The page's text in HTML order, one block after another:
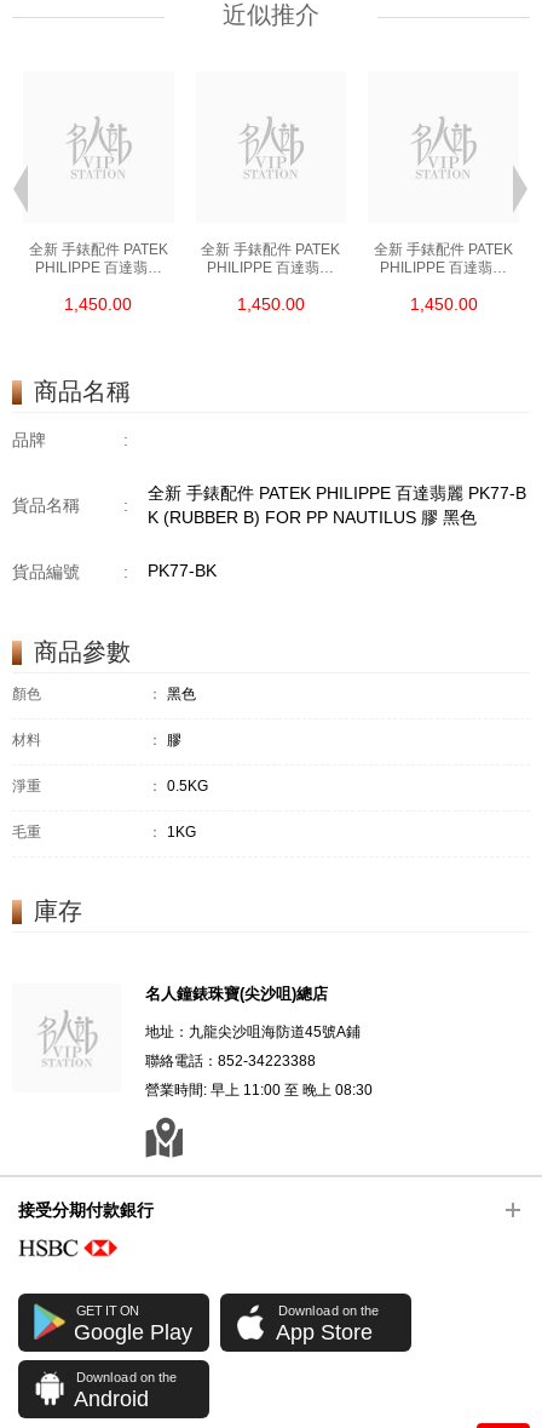
近似推介
全新 手錶配件 PATEK
PHILIPPE 百達翡麗
1,450.00
全新 手錶配件 PATEK
PHILIPPE 百達翡麗
1,450.00
全新 手錶配件 PATEK
PHILIPPE 百達翡麗
1,450.00
商品名稱
品牌 :
貨品名稱 :
全新 手錶配件 PATEK PHILIPPE 百達翡麗 PK77-B
K (RUBBER B) FOR PP NAUTILUS 膠 黑色
貨品編號 : PK77-BK
商品參數
顏色 ： 黑色
材料 ： 膠
淨重 ： 0.5KG
毛重 ： 1KG
庫存
名人鐘錶珠寶(尖沙咀)總店
地址：九龍尖沙咀海防道45號A鋪
聯絡電話：852-34223388
營業時間: 早上 11:00 至 晚上 08:30
接受分期付款銀行
GET IT ON
Google Play
Download on the
App Store
Download on the
Android